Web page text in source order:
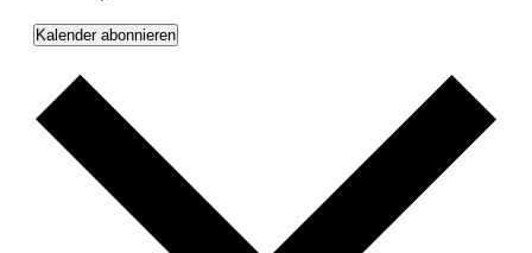
Kalender abonnieren